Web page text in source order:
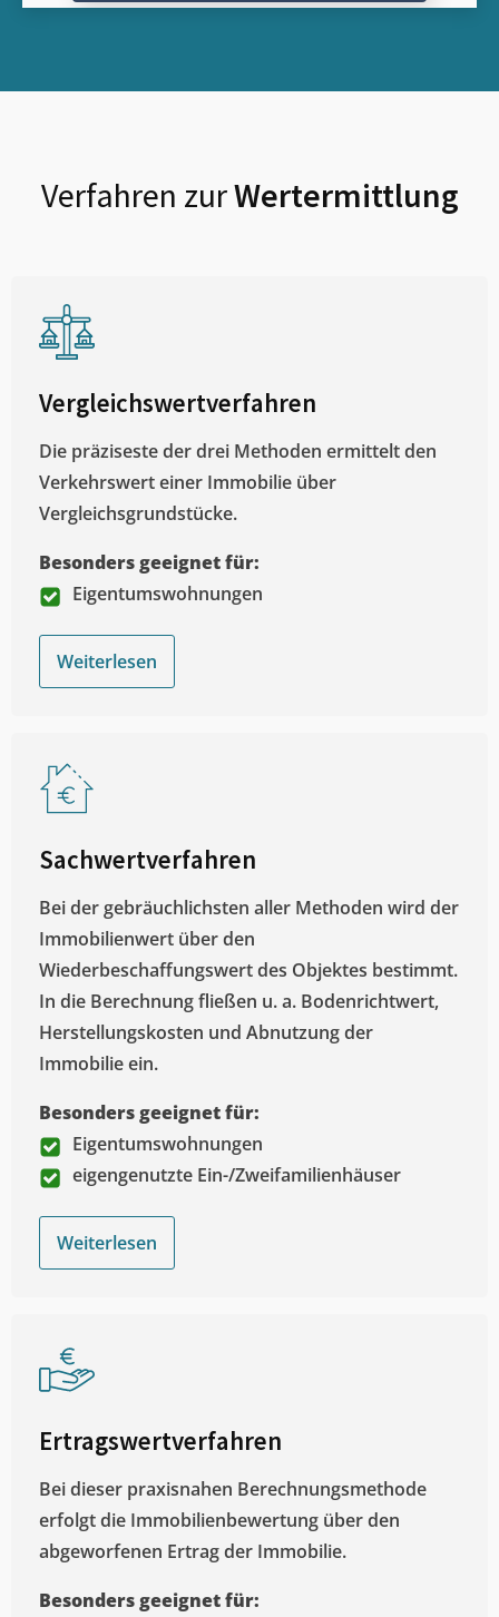
Verfahren zurWertermittlung
Vergleichswertverfahren
Die präziseste der drei Methoden ermittelt den
Verkehrswert einer Immobilie über
Vergleichsgrundstücke.
Besonders geeignet für:
Eigentumswohnungen
Weiterlesen
Sachwertverfahren
Bei der gebräuchlichsten aller Methoden wird der
Immobilienwert über den
Wiederbeschaffungswert des Objektes bestimmt.
In die Berechnung fließen u. a. Bodenrichtwert,
Herstellungskosten und Abnutzung der
Immobilie ein.
Besonders geeignet für:
Eigentumswohnungen
eigengenutzte Ein-/Zweifamilienhäuser
Weiterlesen
Ertragswertverfahren
Bei dieser praxisnahen Berechnungsmethode
erfolgt die Immobilienbewertung über den
abgeworfenen Ertrag der Immobilie.
Besonders geeignet für: